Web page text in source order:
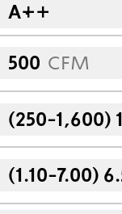
Aּּ++
500 CFM
(250-1,600)
(1.10-7.00)